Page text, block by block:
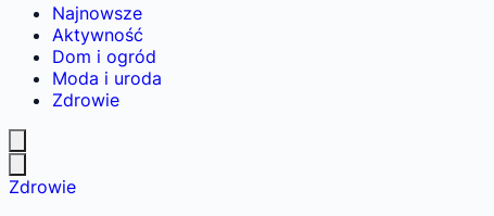
Najnowsze
Aktywność
Dom i ogród
Moda i uroda
Zdrowie
Zdrowie